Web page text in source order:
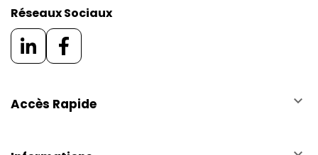
Réseaux Sociaux
Accès Rapide keyboard_arrow_down